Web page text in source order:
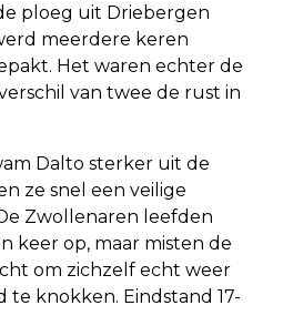
ploeg uit Driebergen
meerdere keren
Het waren echter de
van twee de rust in
Dalto sterker uit de
ze snel een veilige
Zwollenaren leefden
keer op, maar misten de
om zichzelf echt weer
knokken. Eindstand 17-